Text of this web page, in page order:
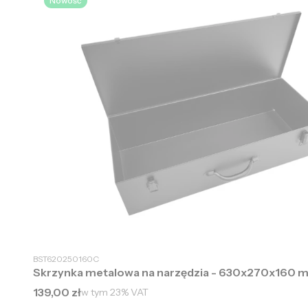
BST620250160C
Skrzynka metalowa na narzędzia - 630x270x160
Cena brutto
139,00 złw tym 23%VAT